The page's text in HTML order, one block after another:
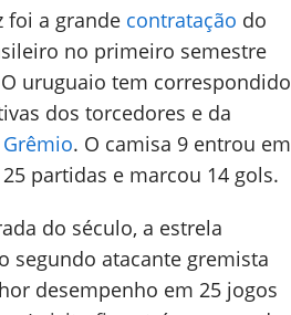
foi a grande contratação do
no primeiro semestre
uruguaio tem correspondido
dos torcedores e da
Grêmio. O camisa 9 entrou em
partidas e marcou 14 gols.
do século, a estrela
segundo atacante gremista
desempenho em 25 jogos